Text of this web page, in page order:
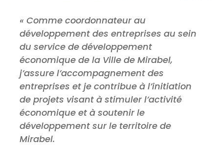
« Comme coordonnateur au
développement des entreprises au sein
du service de développement
économique de la Ville de Mirabel,
j’assure l’accompagnement des
entreprises et je contribue à l’initiation
de projets visant à stimuler l’activité
économique et à soutenir le
développement sur le territoire de
Mirabel.